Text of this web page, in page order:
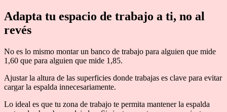
Adapta tu espacio de trabajo a ti, no al
revés
No es lo mismo montar un banco de trabajo para alguien que mide
1,60 que para alguien que mide 1,85.
Ajustar la altura de las superficies donde trabajas es clave para evitar
cargar la espalda innecesariamente.
Lo ideal es que tu zona de trabajo te permita mantener la espalda